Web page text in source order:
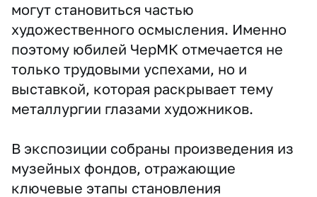
могут становиться частью
художественного осмысления. Именно
поэтому юбилей ЧерМК отмечается не
только трудовыми успехами, но и
выставкой, которая раскрывает тему
металлургии глазами художников.
В экспозиции собраны произведения из
музейных фондов, отражающие
ключевые этапы становления